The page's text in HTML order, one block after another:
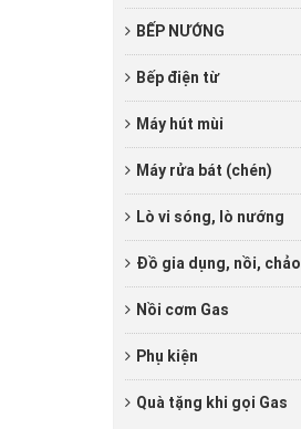
BẾP NƯỚNG
Bếp điện từ
Máy hút mùi
Máy rửa bát (chén)
Lò vi sóng, lò nướng
Đồ gia dụng, nồi, chảo
Nồi cơm Gas
Phụ kiện
Quà tặng khi gọi Gas